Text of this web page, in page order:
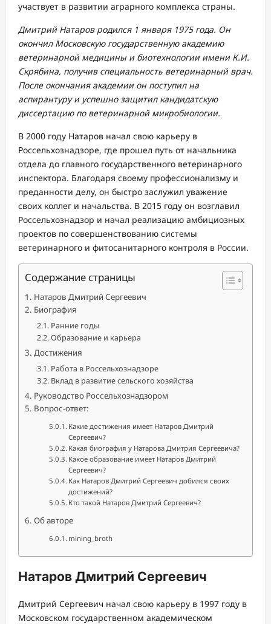
участвует в развитии аграрного комплекса страны.
Дмитрий Натаров родился 1 января 1975 года. Он
окончил Московскую государственную академию
ветеринарной медицины и биотехнологии имени К.И.
Скрябина, получив специальность ветеринарный врач.
После окончания академии он поступил на
аспирантуру и успешно защитил кандидатскую
диссертацию по ветеринарной микробиологии.
В 2000 году Натаров начал свою карьеру в
Россельхознадзоре, где прошел путь от начальника
отдела до главного государственного ветеринарного
инспектора. Благодаря своему профессионализму и
преданности делу, он быстро заслужил уважение
своих коллег и начальства. В 2015 году он возглавил
Россельхознадзор и начал реализацию амбициозных
проектов по совершенствованию системы
ветеринарного и фитосанитарного контроля в России.
Содержание страницы
Натаров Дмитрий Сергеевич
Биография
Ранние годы
Образование и карьера
Достижения
Работа в Россельхознадзоре
Вклад в развитие сельского хозяйства
Руководство Россельхознадзором
Вопрос-ответ:
Какие достижения имеет Натаров Дмитрий
Сергеевич?
Какая биография у Натарова Дмитрия Сергеевича?
Какое образование имеет Натаров Дмитрий
Сергеевич?
Как Натаров Дмитрий Сергеевич добился своих
достижений?
Кто такой Натаров Дмитрий Сергеевич?
Об авторе
mining_broth
Натаров Дмитрий Сергеевич
Дмитрий Сергеевич начал свою карьеру в 1997 году в
Московском государственном академическом